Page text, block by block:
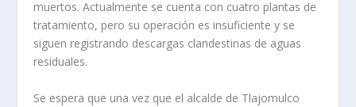
muertos. Actualmente se cuenta con cuatro plantas de
tratamiento, pero su operación es insuficiente y se
siguen registrando descargas clandestinas de aguas
residuales.
Se espera que una vez que el alcalde de Tlajomulco